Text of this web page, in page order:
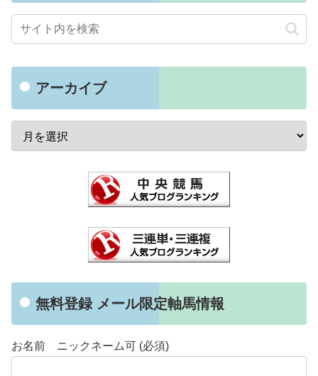
アーカイブ
無料登録 メール限定軸馬情報
お名前 ニックネーム可 (必須)